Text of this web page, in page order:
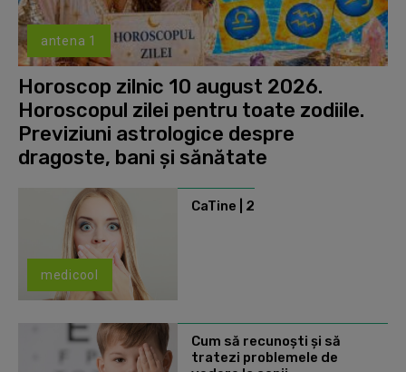
antena 1
Horoscop zilnic 10 august 2026.
Horoscopul zilei pentru toate zodiile.
Previziuni astrologice despre
dragoste, bani și sănătate
medicool
CaTine | 2
Cum să recunoști și să
tratezi problemele de